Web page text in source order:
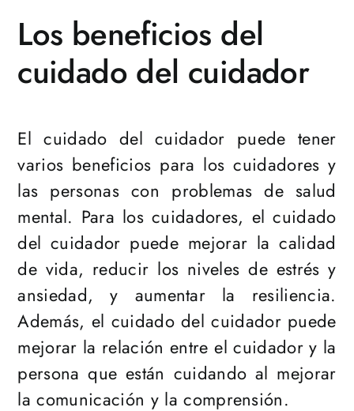
Los beneficios del
cuidado del cuidador
El cuidado del cuidador puede tener
varios beneficios para los cuidadores y
las personas con problemas de salud
mental. Para los cuidadores, el cuidado
del cuidador puede mejorar la calidad
de vida, reducir los niveles de estrés y
ansiedad, y aumentar la resiliencia.
Además, el cuidado del cuidador puede
mejorar la relación entre el cuidador y la
persona que están cuidando al mejorar
la comunicación y la comprensión.